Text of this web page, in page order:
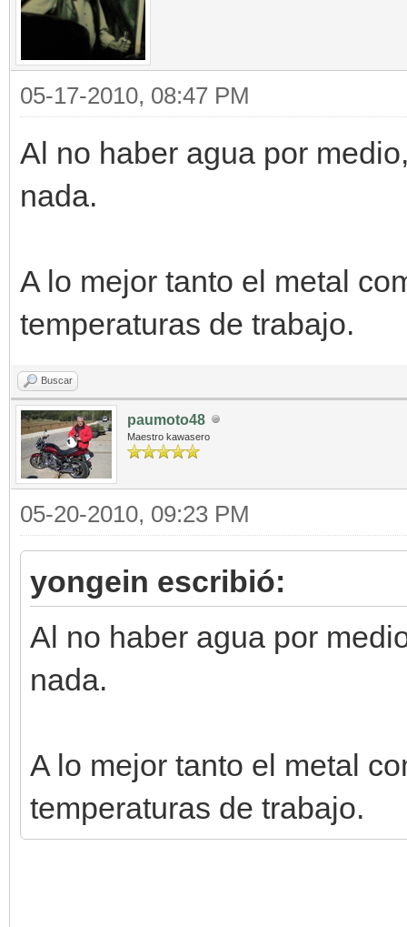
05-17-2010, 08:47 PM
Al no haber agua por
nada.
A lo mejor tanto el metal
temperaturas de trabajo.
Buscar
paumoto48
Maestro kawasero
05-20-2010, 09:23 PM
yongein escribió:
Al no haber agua por
nada.
A lo mejor tanto el metal
temperaturas de trabajo.